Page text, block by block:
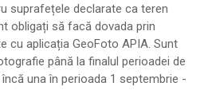
suprafețele declarate ca teren
obligați să facă dovada prin
cu aplicația GeoFoto APIA. Sunt
până la finalul perioadei de
una în perioada 1 septembrie -